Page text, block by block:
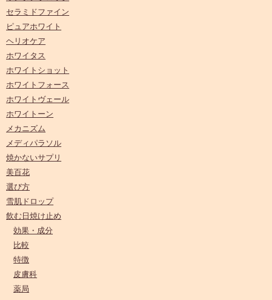
セラミドファイン
ピュアホワイト
ヘリオケア
ホワイタス
ホワイトショット
ホワイトフォース
ホワイトヴェール
ホワイトーン
メカニズム
メディパラソル
焼かないサプリ
美百花
選び方
雪肌ドロップ
飲む日焼け止め
効果・成分
比較
特徴
皮膚科
薬局